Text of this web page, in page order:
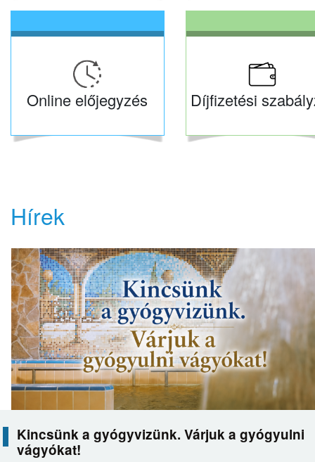
Online előjegyzés Díjfizetési
Hírek
Kincsünk a gyógyvizünk. Várjuk a gyógyulni
vágyókat!